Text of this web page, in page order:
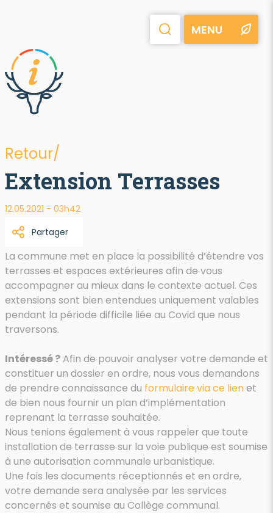
MENU
Retour/
Extension Terrasses
12.05.2021 - 03h42
Partager
La commune met en place la possibilité d’étendre vos
terrasses et espaces extérieures afin de vous
accompagner au mieux dans le contexte actuel. Ces
extensions sont bien entendues uniquement valables
pendant la période difficile liée au Covid que nous
traversons.
Intéressé ?Afin de pouvoir analyser votre demande et
constituer un dossier en ordre, nous vous demandons
de prendre connaissance du formulaire via ce lienet
de bien nous fournir un plan d’implémentation
reprenant la terrasse souhaitée.
Nous tenions également à vous rappeler que toute
installation de terrasse sur la voie publique est soumise
à une autorisation communale urbanistique.
Une fois les documents réceptionnés et en ordre,
votre demande sera analysée par les services
concernés et soumise au Collège communal.